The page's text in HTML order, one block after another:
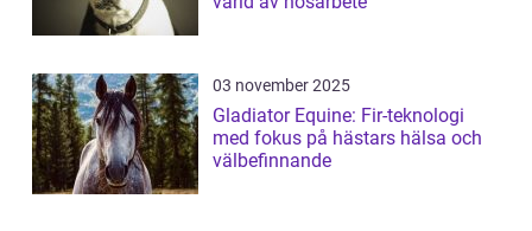
03 november 2025
Gladiator Equine: Fir-teknologi
med fokus på hästars hälsa och
välbefinnande